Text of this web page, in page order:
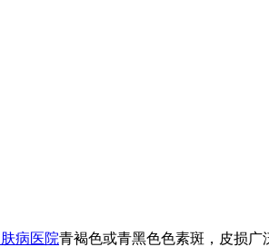
病医院青褐色或青黑色色素斑，皮损广